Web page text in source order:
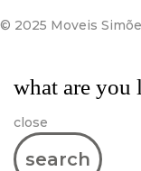
© 2025 Moveis
what are you
close
search